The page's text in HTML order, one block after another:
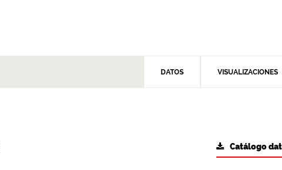
DATOS VISUALIZACIONES
Catálogo